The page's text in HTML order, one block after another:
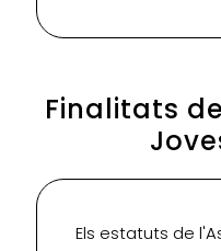
Finalitats
Els estatuts de